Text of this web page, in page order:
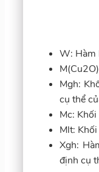
W: Hàm
Mgh:
cụ thể
Mc:
Mlt:
Xgh:
định cụ